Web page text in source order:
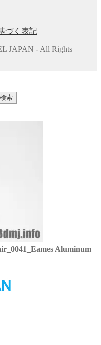
づく表記
JAPAN - All Rights
検索
Aluminum